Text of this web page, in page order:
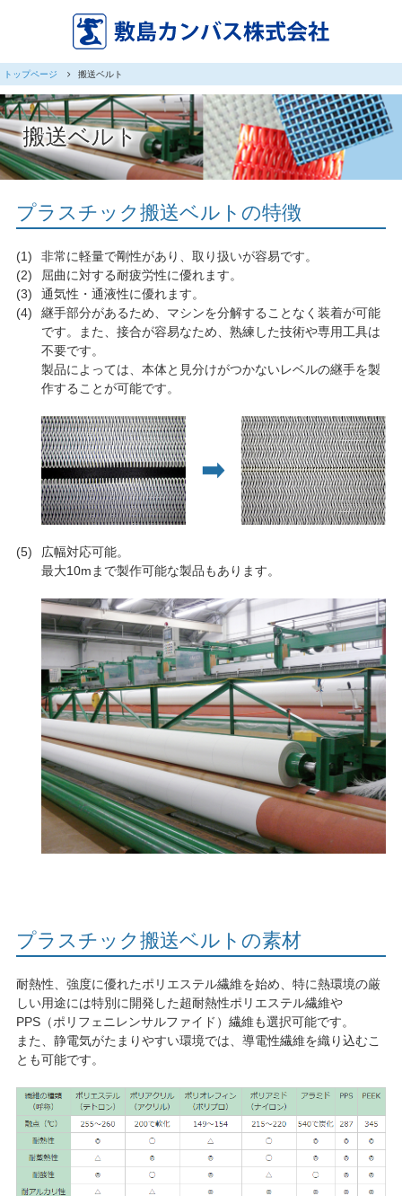
トップページ 搬送ベルト
搬送ベルト
プラスチック搬送ベルトの特徴
非常に軽量で剛性があり、取り扱いが容易です。
屈曲に対する耐疲労性に優れます。
通気性・通液性に優れます。
継手部分があるため、マシンを分解することなく装着が可能
です。また、接合が容易なため、熟練した技術や専用工具は
不要です。
製品によっては、本体と見分けがつかないレベルの継手を製
作することが可能です。
広幅対応可能。
最大10mまで製作可能な製品もあります。
プラスチック搬送ベルトの素材
耐熱性、強度に優れたポリエステル繊維を始め、特に熱環境の厳
しい用途には特別に開発した超耐熱性ポリエステル繊維や
PPS（ポリフェニレンサルファイド）繊維も選択可能です。
また、静電気がたまりやすい環境では、導電性繊維を織り込むこ
とも可能です。